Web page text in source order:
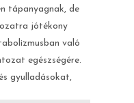
tápanyagnak, de
jótékony
való
egészségére.
gyulladásokat,